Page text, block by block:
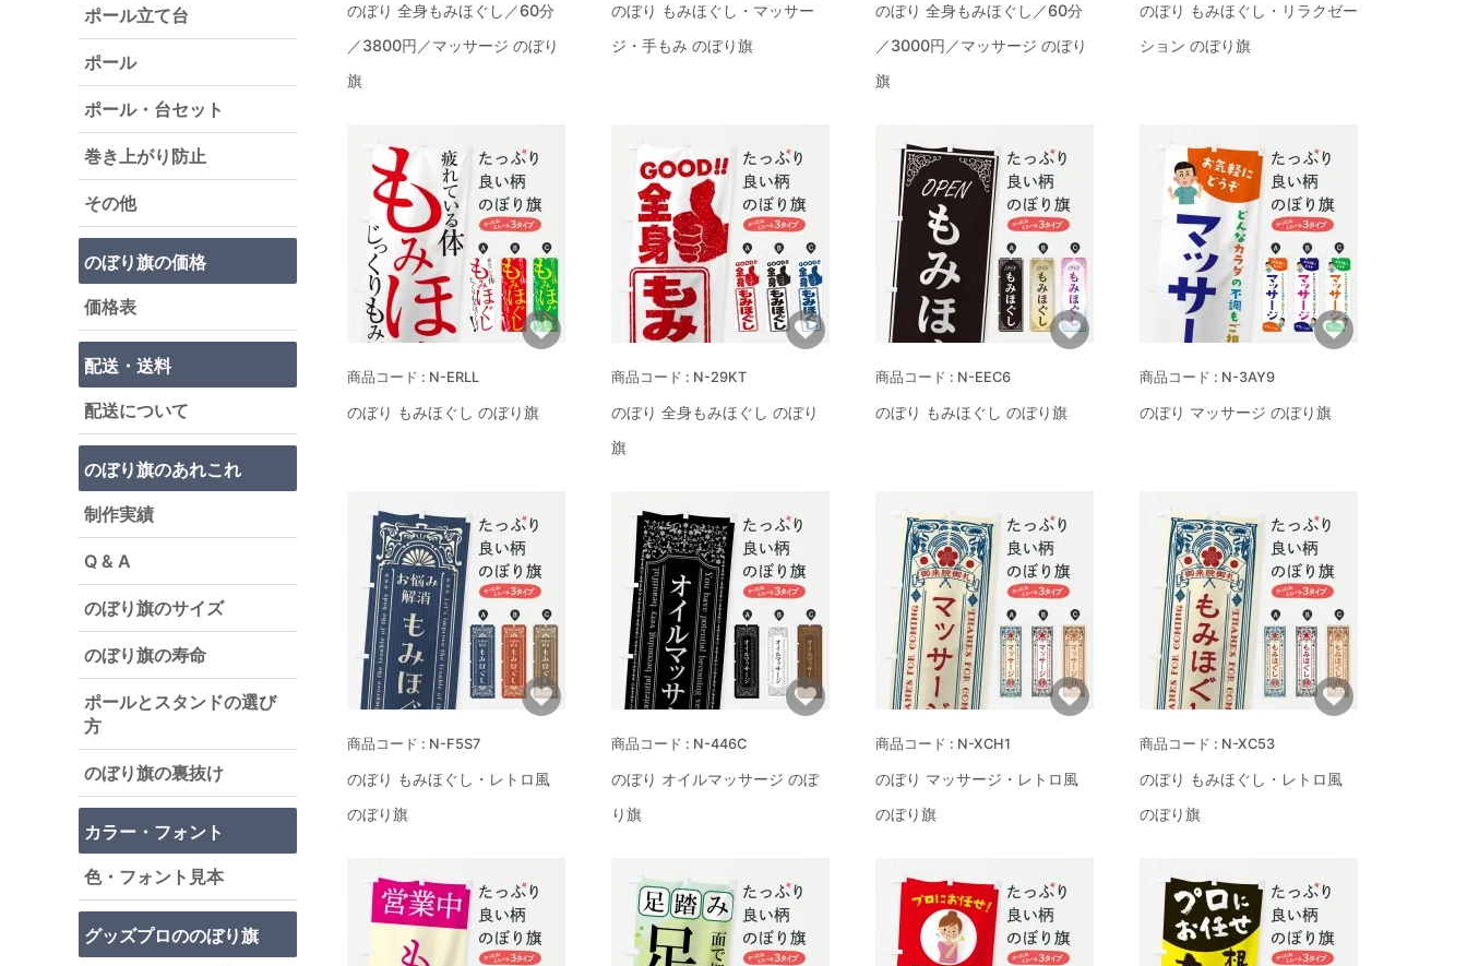
のぼり 全身もみほぐし／60分
／3800円／マッサージ のぼり
旗
のぼり もみほぐし・マッサー
ジ・手もみ のぼり旗
のぼり 全身もみほぐし／60分
／3000円／マッサージ のぼり
旗
のぼり もみほぐし・リラクゼー
ション のぼり旗
N-ERLL
のぼり もみほぐし のぼり旗
N-29KT
のぼり 全身もみほぐし のぼり
旗
N-EEC6
のぼり もみほぐし のぼり旗
N-3AY9
のぼり マッサージ のぼり旗
N-F5S7
のぼり もみほぐし・レトロ風
のぼり旗
N-446C
のぼり オイルマッサージ のぼ
り旗
N-XCH1
のぼり マッサージ・レトロ風
のぼり旗
N-XC53
のぼり もみほぐし・レトロ風
のぼり旗
ポール立て台
ポール
ポール・台セット
巻き上がり防止
その他
のぼり旗の価格
価格表
配送・送料
配送について
のぼり旗のあれこれ
制作実績
Q & A
のぼり旗のサイズ
のぼり旗の寿命
ポールとスタンドの選び
方
のぼり旗の裏抜け
カラー・フォント
色・フォント見本
グッズプロののぼり旗